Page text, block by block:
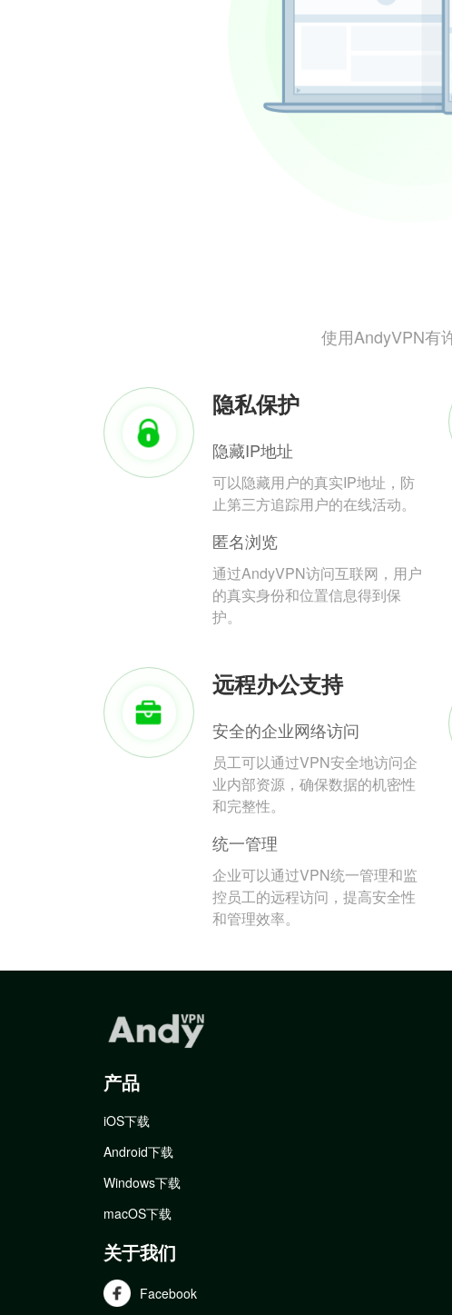
使用AndyVPN有
隐私保护
隐藏IP地址
可以隐藏用户的真实IP地址，防
止第三方追踪用户的在线活动。
匿名浏览
通过AndyVPN访问互联网，用户
的真实身份和位置信息得到保
护。
远程办公支持
安全的企业网络访问
员工可以通过VPN安全地访问企
业内部资源，确保数据的机密性
和完整性。
统一管理
企业可以通过VPN统一管理和监
控员工的远程访问，提高安全性
和管理效率。
产品
iOS下载
Android下载
Windows下载
macOS下载
关于我们
Facebook